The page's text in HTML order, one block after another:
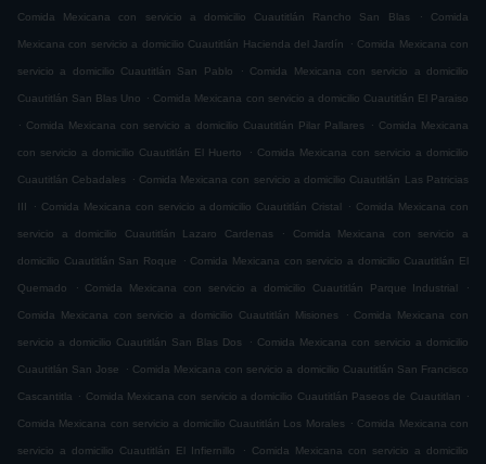
Comida Mexicana con servicio a domicilio Cuautitlán Rancho San Blas . Comida
Mexicana con servicio a domicilio Cuautitlán Hacienda del Jardín . Comida Mexicana con
servicio a domicilio Cuautitlán San Pablo . Comida Mexicana con servicio a domicilio
Cuautitlán San Blas Uno . Comida Mexicana con servicio a domicilio Cuautitlán El Paraiso
. Comida Mexicana con servicio a domicilio Cuautitlán Pilar Pallares . Comida Mexicana
con servicio a domicilio Cuautitlán El Huerto . Comida Mexicana con servicio a domicilio
Cuautitlán Cebadales . Comida Mexicana con servicio a domicilio Cuautitlán Las Patricias
III . Comida Mexicana con servicio a domicilio Cuautitlán Cristal . Comida Mexicana con
servicio a domicilio Cuautitlán Lazaro Cardenas . Comida Mexicana con servicio a
domicilio Cuautitlán San Roque . Comida Mexicana con servicio a domicilio Cuautitlán El
Quemado . Comida Mexicana con servicio a domicilio Cuautitlán Parque Industrial .
Comida Mexicana con servicio a domicilio Cuautitlán Misiones . Comida Mexicana con
servicio a domicilio Cuautitlán San Blas Dos . Comida Mexicana con servicio a domicilio
Cuautitlán San Jose . Comida Mexicana con servicio a domicilio Cuautitlán San Francisco
Cascantitla . Comida Mexicana con servicio a domicilio Cuautitlán Paseos de Cuautitlan .
Comida Mexicana con servicio a domicilio Cuautitlán Los Morales . Comida Mexicana con
servicio a domicilio Cuautitlán El Infiernillo . Comida Mexicana con servicio a domicilio